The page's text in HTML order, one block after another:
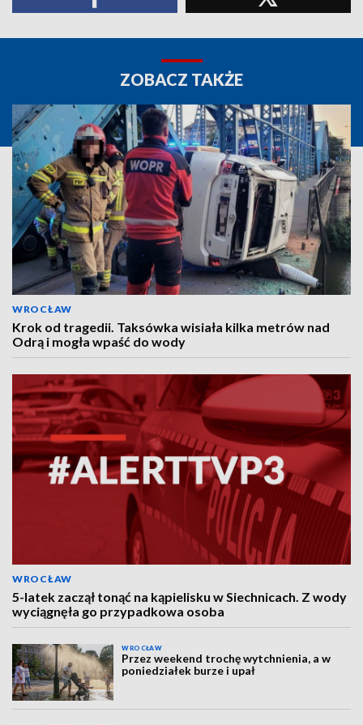
ZOBACZ TAKŻE
WROCŁAW
Krok od tragedii. Taksówka wisiała kilka metrów nad
Odrą i mogła wpaść do wody
WROCŁAW
5-latek zaczął tonąć na kąpielisku w Siechnicach. Z wody
wyciągnęła go przypadkowa osoba
WROCŁAW
Przez weekend trochę wytchnienia, a w
poniedziałek burze i upał